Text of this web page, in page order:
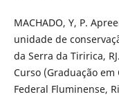
MACHADO, Y, P.
unidade de
da Serra da Tiririca,
Curso (Graduação
Federal Fluminense,